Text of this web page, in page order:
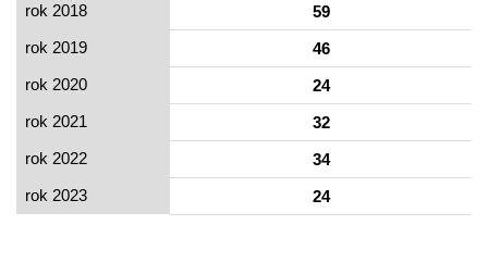
rok 2018
59
rok 2019
46
rok 2020
24
rok 2021
32
rok 2022
34
rok 2023
24